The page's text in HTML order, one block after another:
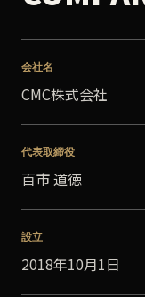
会社名
CMC株式会社
代表取締役
百市 道徳
設立
2018年10月1日